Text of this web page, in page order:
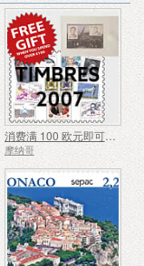
消费满 100 欧元即可获赠精美礼品 - 夏季特惠
摩纳哥